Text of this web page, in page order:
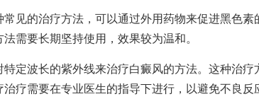
的治疗方法，可以通过外用药物来促进黑色素
需要长期坚持使用，效果较为温和。
波长的紫外线来治疗白癜风的方法。这种治疗
疗需要在专业医生的指导下进行，以避免不良反